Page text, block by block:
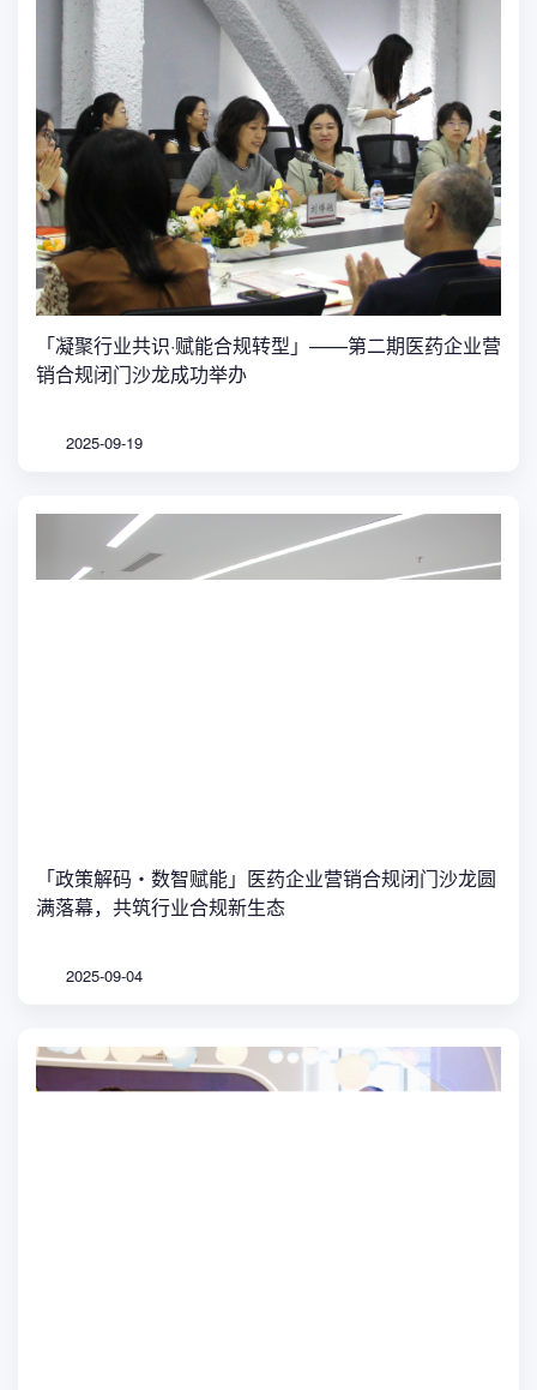
「凝聚行业共识·赋能合规转型」——第二期医药企业营
销合规闭门沙龙成功举办
2025-09-19
「政策解码・数智赋能」医药企业营销合规闭门沙龙圆
满落幕，共筑行业合规新生态
2025-09-04